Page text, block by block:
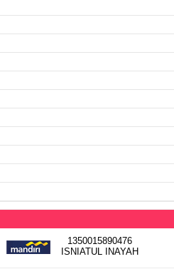
1350015890476
ISNIATUL INAYAH